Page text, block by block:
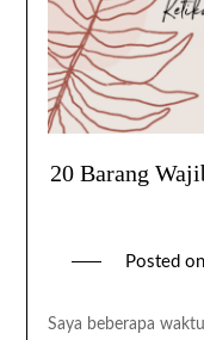
20 Barang
Posted on
Saya beberapa